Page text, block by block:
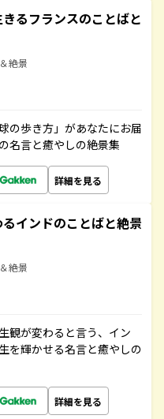
るフランスのことばと
絶景
の歩き方」があなたにお届
名言と癒やしの絶景集
詳細を見る
インドのことばと絶景
絶景
観が変わると言う、イン
を輝かせる名言と癒やしの
詳細を見る